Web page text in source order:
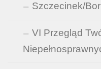
Szczecinek/
VI Przegląd